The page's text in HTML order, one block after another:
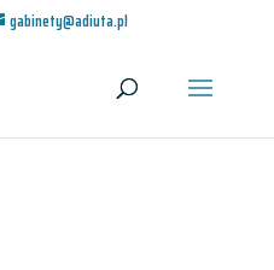
gabinety@adiuta.pl